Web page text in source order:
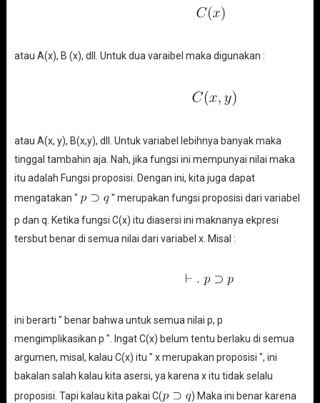
atau A(x), B (x), dll. Untuk dua varaibel maka digunakan :
atau A(x, y), B(x,y), dll. Untuk variabel lebihnya banyak maka
tinggal tambahin aja. Nah, jika fungsi ini mempunyai nilai maka
itu adalah Fungsi proposisi. Dengan ini, kita juga dapat
mengatakan "
" merupakan fungsi proposisi dari variabel
p dan q. Ketika fungsi C(x) itu diasersi ini maknanya ekpresi
tersbut benar di semua nilai dari variabel x. Misal :
ini berarti " benar bahwa untuk semua nilai p, p
mengimplikasikan p ". Ingat C(x) belum tentu berlaku di semua
argumen, misal, kalau C(x) itu " x merupakan proposisi ", ini
bakalan salah kalau kita asersi, ya karena x itu tidak selalu
proposisi. Tapi kalau kita pakai C(
) Maka ini benar karena